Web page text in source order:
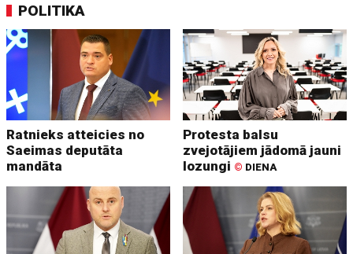
POLITIKA
Ratnieks atteicies no
Saeimas deputāta
mandāta
Protesta balsu
zvejotājiem jādomā jauni
lozungi © DIENA